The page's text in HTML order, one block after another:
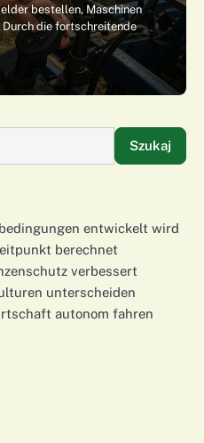
bestellen, Maschinen
die fortschreitende
Szukaj
entwickelt wird
berechnet
verbessert
unterscheiden
autonom fahren